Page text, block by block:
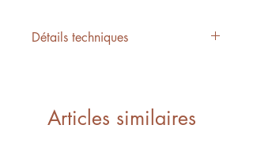
Détails techniques
19,31 PI3 - CUFT
Articles similaires